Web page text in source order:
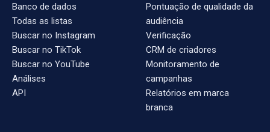
Banco de dados
Todas as listas
Buscar no Instagram
Buscar no TikTok
Buscar no YouTube
Análises
API
Pontuação de qualidade da
audiência
Verificação
CRM de criadores
Monitoramento de
campanhas
Relatórios em marca
branca